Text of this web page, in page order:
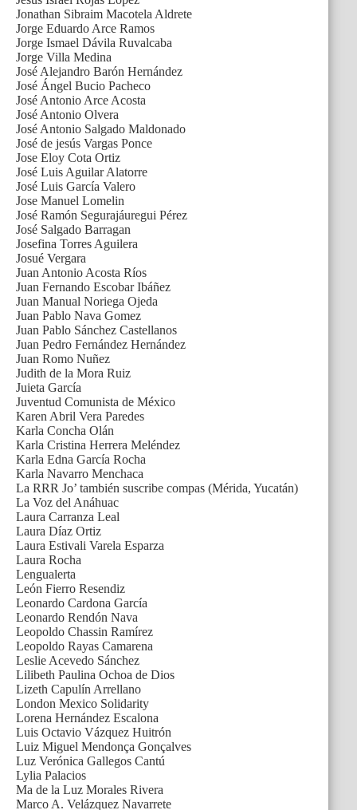
Jonathan Sibraim Macotela Aldrete
Jorge Eduardo Arce Ramos
Jorge Ismael Dávila Ruvalcaba
Jorge Villa Medina
José Alejandro Barón Hernández
José Ángel Bucio Pacheco
José Antonio Arce Acosta
José Antonio Olvera
José Antonio Salgado Maldonado
José de jesús Vargas Ponce
Jose Eloy Cota Ortiz
José Luis Aguilar Alatorre
José Luis García Valero
Jose Manuel Lomelin
José Ramón Segurajáuregui Pérez
José Salgado Barragan
Josefina Torres Aguilera
Josué Vergara
Juan Antonio Acosta Ríos
Juan Fernando Escobar Ibáñez
Juan Manual Noriega Ojeda
Juan Pablo Nava Gomez
Juan Pablo Sánchez Castellanos
Juan Pedro Fernández Hernández
Juan Romo Nuñez
Judith de la Mora Ruiz
Juieta García
Juventud Comunista de México
Karen Abril Vera Paredes
Karla Concha Olán
Karla Cristina Herrera Meléndez
Karla Edna García Rocha
Karla Navarro Menchaca
La RRR Jo’ también suscribe compas (Mérida, Yucatán)
La Voz del Anáhuac
Laura Carranza Leal
Laura Díaz Ortiz
Laura Estivali Varela Esparza
Laura Rocha
Lengualerta
León Fierro Resendiz
Leonardo Cardona García
Leonardo Rendón Nava
Leopoldo Chassin Ramírez
Leopoldo Rayas Camarena
Leslie Acevedo Sánchez
Lilibeth Paulina Ochoa de Dios
Lizeth Capulín Arrellano
London Mexico Solidarity
Lorena Hernández Escalona
Luis Octavio Vázquez Huitrón
Luiz Miguel Mendonça Gonçalves
Luz Verónica Gallegos Cantú
Lylia Palacios
Ma de la Luz Morales Rivera
Marco A. Velázquez Navarrete